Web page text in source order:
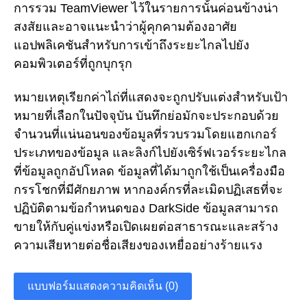
การรวม TeamViewer ไว้ในรายการนั้นค่อนข้างน่า
สงสัยและอาจแนะนำว่าผู้คุกคามต้องอาศัย
แอปพลิเคชันสำหรับการเข้าถึงระยะไกลไปยัง
คอมพิวเตอร์ที่ถูกบุกรุก
หมายเหตุเรียกค่าไถ่ที่แสดงจะถูกปรับแต่งสำหรับเป้า
หมายที่เลือกในปัจจุบัน บันทึกย่อมักจะประกอบด้วย
จำนวนที่แน่นอนของข้อมูลที่รวบรวมโดยแฮกเกอร์
ประเภทของข้อมูล และลิงก์ไปยังเซิร์ฟเวอร์ระยะไกล
ที่ข้อมูลถูกอัปโหลด ข้อมูลที่ได้มาถูกใช้เป็นเครื่องมือ
กรรโชกที่มีศักยภาพ หากองค์กรที่ละเมิดปฏิเสธที่จะ
ปฏิบัติตามข้อกำหนดของ DarkSide ข้อมูลสามารถ
ขายให้กับคู่แข่งหรือเปิดเผยต่อสาธารณะและสร้าง
ความเสียหายต่อชื่อเสียงของเหยื่ออย่างร้ายแรง
แบบฟอร์มแสดงความคิดเห็น (0)